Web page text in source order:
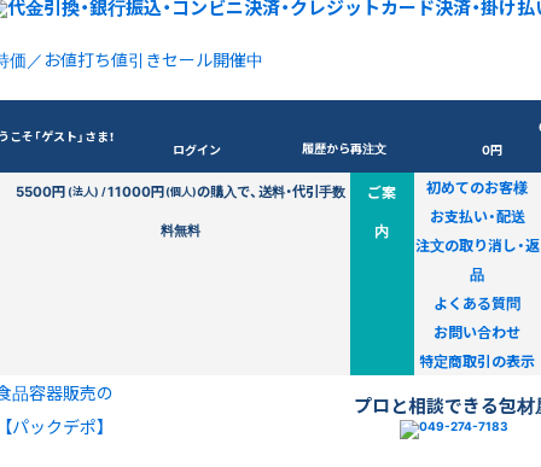
価／お値打ち値引きセール開催中
こそ「ゲスト」さま！
ログイン 履歴から再注文
0円
5500円(法人) /11000円(個人)の購入で、送料・代引手数
料無料
ご案
内
初めてのお客様
お支払い・配送
注文の取り消し・返
品
よくある質問
お問い合わせ
特定商取引の表示
品容器販売の
【パックデポ】
プロと相談できる包材